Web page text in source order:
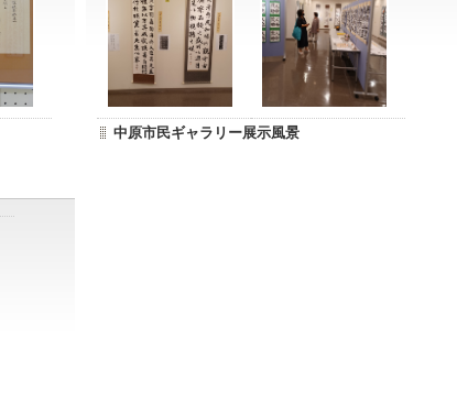
中原市民ギャラリー展示風景